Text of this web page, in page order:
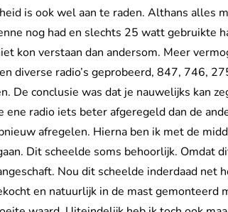
is ook wel aan te raden. Althans alles
nog had en slechts 25 watt gebruikte
kon verstaan dan andersom. Meer
diverse radio’s geprobeerd, 847, 746,
De conclusie was dat je nauwelijks kan
ene radio iets beter afgeregeld dan de
afregelen. Hierna ben ik met de
Dit scheelde soms behoorlijk. Omdat
Nou dit scheelde inderdaad net
en natuurlijk in de mast gemonteerd